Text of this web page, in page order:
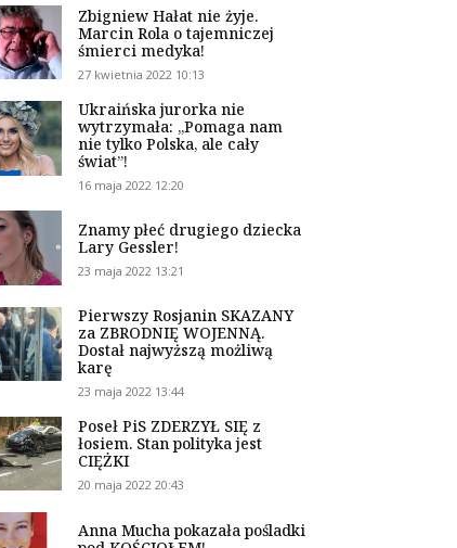
Zbigniew Hałat nie żyje.
Marcin Rola o tajemniczej
śmierci medyka!
27 kwietnia 2022 10:13
Ukraińska jurorka nie
wytrzymała: „Pomaga nam
nie tylko Polska, ale cały
świat”!
16 maja 2022 12:20
Znamy płeć drugiego dziecka
Lary Gessler!
23 maja 2022 13:21
Pierwszy Rosjanin SKAZANY
za ZBRODNIĘ WOJENNĄ.
Dostał najwyższą możliwą
karę
23 maja 2022 13:44
Poseł PiS ZDERZYŁ SIĘ z
łosiem. Stan polityka jest
CIĘŻKI
20 maja 2022 20:43
Anna Mucha pokazała pośladki